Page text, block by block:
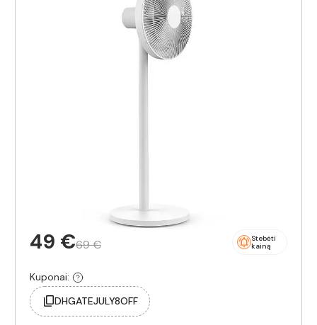
49 €69 €
Stebėti
kainą
Kuponai:
DHGATEJULY8OFF